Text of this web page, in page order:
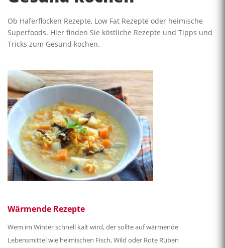
Ob Haferflocken Rezepte, Low Fat Rezepte oder heimische
Superfoods. Hier finden Sie köstliche Rezepte und Tipps und
Tricks zum Gesund kochen.
Wärmende Rezepte
Wem im Winter schnell kalt wird, der sollte auf wärmende
Lebensmittel wie heimischen Fisch, Wild oder Rote Rüben